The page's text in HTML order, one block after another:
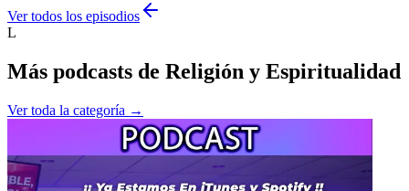
Ver todos los episodios
L
Más podcasts de Religión y Espiritualidad
Ver toda la categoría →